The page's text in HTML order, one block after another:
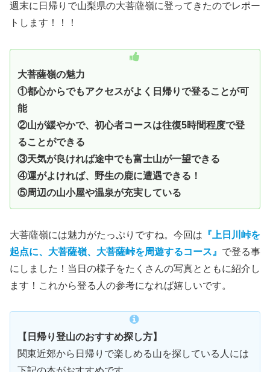
週末に日帰りで山梨県の大菩薩嶺に登ってきたのでレポー
トします！！！
大菩薩嶺の魅力
①都心からでもアクセスがよく日帰りで登ることが可
能
②山が緩やかで、初心者コースは往復5時間程度で登
ることができる
③天気が良ければ途中でも富士山が一望できる
④運がよければ、野生の鹿に遭遇できる！
⑤周辺の山小屋や温泉が充実している
大菩薩嶺には魅力がたっぷりですね。今回は 『上日川峠を
起点に、大菩薩嶺、大菩薩峠を周遊するコース』 で登る事
にしました！当日の様子をたくさんの写真とともに紹介し
ます！これから登る人の参考になれば嬉しいです。
【日帰り登山のおすすめ探し方】
関東近郊から日帰りで楽しめる山を探している人には